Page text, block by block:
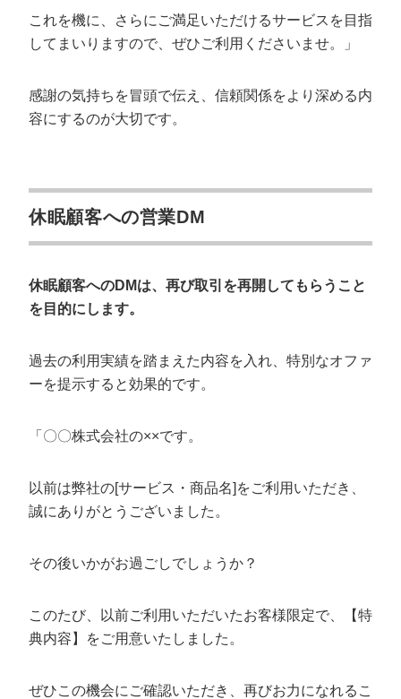
これを機に、さらにご満足いただけるサービスを目指
してまいりますので、ぜひご利用くださいませ。」
感謝の気持ちを冒頭で伝え、信頼関係をより深める内
容にするのが大切です。
休眠顧客への営業DM
休眠顧客へのDMは、再び取引を再開してもらうこと
を目的にします。
過去の利用実績を踏まえた内容を入れ、特別なオファ
ーを提示すると効果的です。
「〇〇株式会社の××です。
以前は弊社の[サービス・商品名]をご利用いただき、
誠にありがとうございました。
その後いかがお過ごしでしょうか？
このたび、以前ご利用いただいたお客様限定で、【特
典内容】をご用意いたしました。
ぜひこの機会にご確認いただき、再びお力になれるこ